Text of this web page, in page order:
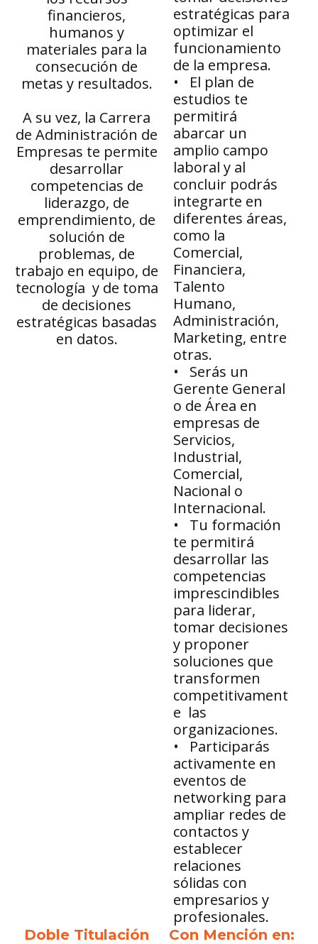
financieros,
humanos y
materiales para la
consecución de
metas y resultados.
A su vez, la Carrera
de Administración de
Empresas te permite
desarrollar
competencias de
liderazgo, de
emprendimiento, de
solución de
problemas, de
trabajo en equipo, de
tecnología y de toma
de decisiones
estratégicas basadas
en datos.
estratégicas para
optimizar el
funcionamiento
de la empresa.
• El plan de
estudios te
permitirá
abarcar un
amplio campo
laboral y al
concluir podrás
integrarte en
diferentes áreas,
como la
Comercial,
Financiera,
Talento
Humano,
Administración,
Marketing, entre
otras.
• Serás un
Gerente General
o de Área en
empresas de
Servicios,
Industrial,
Comercial,
Nacional o
Internacional.
• Tu formación
te permitirá
desarrollar las
competencias
imprescindibles
para liderar,
tomar decisiones
y proponer
soluciones que
transformen
competitivament
e las
organizaciones.
• Participarás
activamente en
eventos de
networking para
ampliar redes de
contactos y
establecer
relaciones
sólidas con
empresarios y
profesionales.
Doble Titulación
Con Mención en: